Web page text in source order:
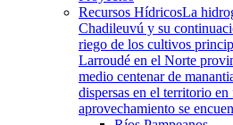
Recursos HídricosLa
Chadileuvú y su
riego de los cultivos
Larroudé en el Norte
medio centenar de
dispersas en el territorio
aprovechamiento se